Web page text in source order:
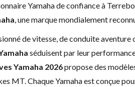
Yamahade confiance à
, une marque mondialement
de vitesse, de conduite
séduisent par leur
Yamaha 2026propose des
MT. Chaque Yamaha est conçue